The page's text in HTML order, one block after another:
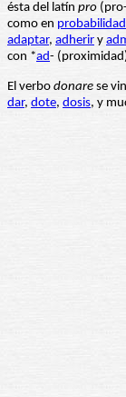
ésta del latín pro
como en probabilidad
adaptar, adherir y
con *ad-
El verbo donare se
dar, dote, dosis, y